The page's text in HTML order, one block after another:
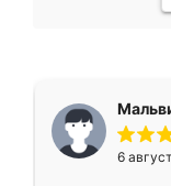
6